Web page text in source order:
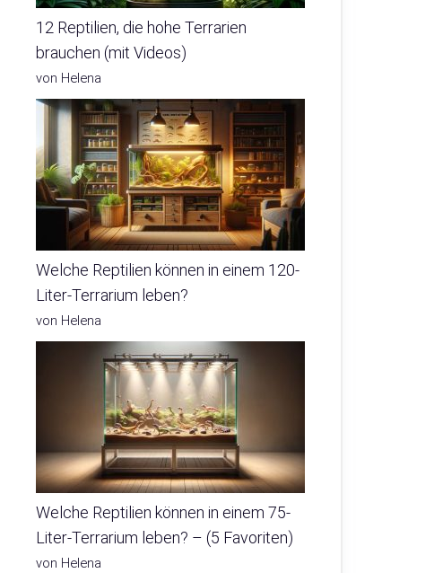
12 Reptilien, die hohe Terrarien
brauchen (mit Videos)
von Helena
Welche Reptilien können in einem 120-
Liter-Terrarium leben?
von Helena
Welche Reptilien können in einem 75-
Liter-Terrarium leben? – (5 Favoriten)
von Helena